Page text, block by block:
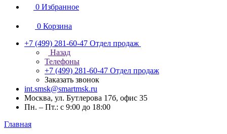
0 Избранное
0 Корзина
+7 (499) 281-60-47 Отдел продаж
Назад
Телефоны
+7 (499) 281-60-47 Отдел продаж
Заказать звонок
int.smsk@smartmsk.ru
Москва, ул. Бутлерова 17б, офис 35
Пн. – Пт.: с 9:00 до 18:00
Главная